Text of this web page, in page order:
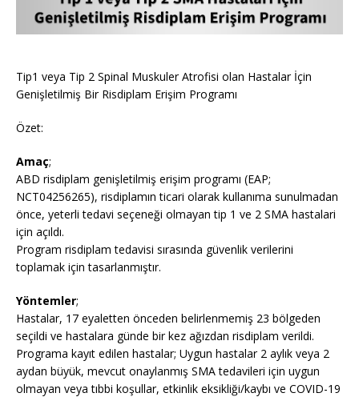
Tip1 veya Tip 2 Spinal Muskuler Atrofisi olan Hastalar İçin
Genişletilmiş Bir Risdiplam Erişim Programı
Özet:
Amaç;
ABD risdiplam genişletilmiş erişim programı (EAP;
NCT04256265), risdiplamın ticari olarak kullanıma sunulmadan
önce, yeterli tedavi seçeneği olmayan tip 1 ve 2 SMA hastalari
için açıldı.
Program risdiplam tedavisi sırasında güvenlik verilerini
toplamak için tasarlanmıştır.
Yöntemler;
Hastalar, 17 eyaletten önceden belirlenmemiş 23 bölgeden
seçildi ve hastalara günde bir kez ağızdan risdiplam verildi.
Programa kayıt edilen hastalar; Uygun hastalar 2 aylık veya 2
aydan büyük, mevcut onaylanmış SMA tedavileri için uygun
olmayan veya tıbbi koşullar, etkinlik eksikliği/kaybı ve COVID-19